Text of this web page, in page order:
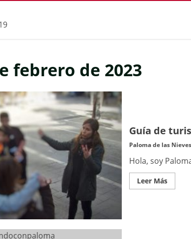
febrero de 2023
Guía de
Paloma de las Nieves
Hola, soy
Leer MásRead
more